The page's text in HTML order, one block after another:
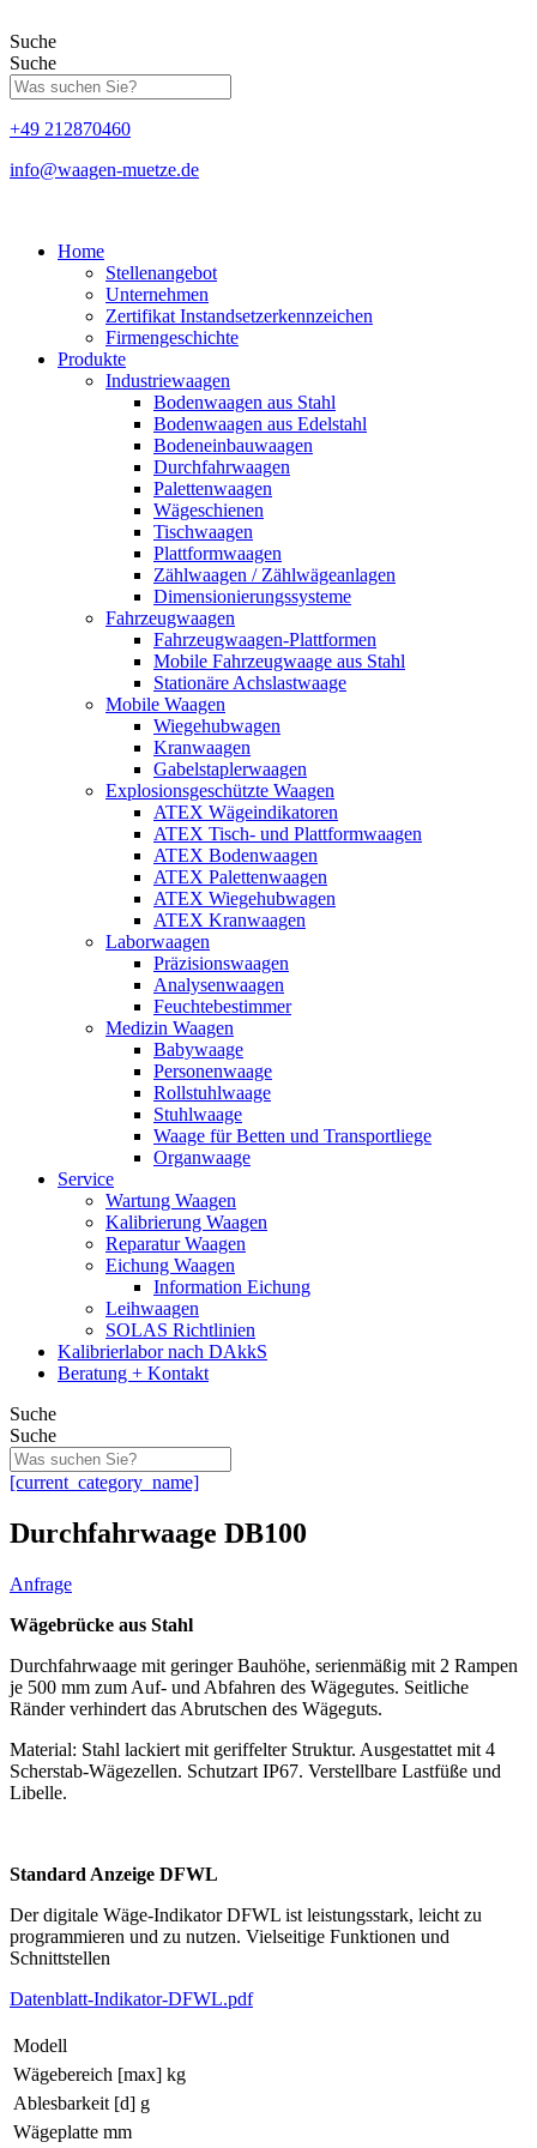
Inhalt
springen
Suche
Suche
+49 212870460
info@waagen-muetze.de
Home
Stellenangebot
Unternehmen
Zertifikat Instandsetzerkennzeichen
Firmengeschichte
Produkte
Industriewaagen
Bodenwaagen aus Stahl
Bodenwaagen aus Edelstahl
Bodeneinbauwaagen
Durchfahrwaagen
Palettenwaagen
Wägeschienen
Tischwaagen
Plattformwaagen
Zählwaagen / Zählwägeanlagen
Dimensionierungssysteme
Fahrzeugwaagen
Fahrzeugwaagen-Plattformen
Mobile Fahrzeugwaage aus Stahl
Stationäre Achslastwaage
Mobile Waagen
Wiegehubwagen
Kranwaagen
Gabelstaplerwaagen
Explosionsgeschützte Waagen
ATEX Wägeindikatoren
ATEX Tisch- und Plattformwaagen
ATEX Bodenwaagen
ATEX Palettenwaagen
ATEX Wiegehubwagen
ATEX Kranwaagen
Laborwaagen
Präzisionswaagen
Analysenwaagen
Feuchtebestimmer
Medizin Waagen
Babywaage
Personenwaage
Rollstuhlwaage
Stuhlwaage
Waage für Betten und Transportliege
Organwaage
Service
Wartung Waagen
Kalibrierung Waagen
Reparatur Waagen
Eichung Waagen
Information Eichung
Leihwaagen
SOLAS Richtlinien
Kalibrierlabor nach DAkkS
Beratung + Kontakt
Suche
Suche
[current_category_name]
Durchfahrwaage DB100
Anfrage
Wägebrücke aus Stahl
Durchfahrwaage mit geringer Bauhöhe, serienmäßig mit 2 Rampen
je 500 mm zum Auf- und Abfahren des Wägegutes. Seitliche
Ränder verhindert das Abrutschen des Wägeguts.
Material: Stahl lackiert mit geriffelter Struktur. Ausgestattet mit 4
Scherstab-Wägezellen. Schutzart IP67. Verstellbare Lastfüße und
Libelle.
Standard Anzeige DFWL
Der digitale Wäge-Indikator DFWL ist leistungsstark, leicht zu
programmieren und zu nutzen. Vielseitige Funktionen und
Schnittstellen
Datenblatt-Indikator-DFWL.pdf
Modell
Wägebereich [max] kg
Ablesbarkeit [d] g
Wägeplatte mm